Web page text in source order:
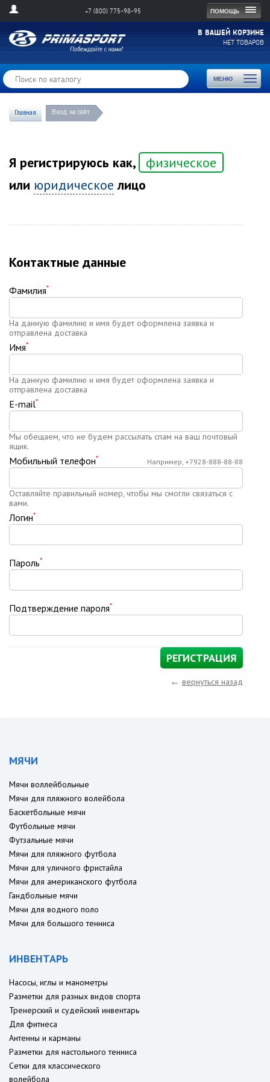
ПОМОЩЬ
+7 (800) 775-98-95
В ВАШЕЙ КОРЗИНЕ
НЕТ ТОВАРОВ
МЕНЮ
Toggle
Главная Вход на сайт
Я регистрируюсь как,
физическое
или юридическое лицо
Контактные данные
Фамилия*
На данную фамилию и имя будет оформлена заявка и
отправлена доставка
Имя*
На данную фамилию и имя будет оформлена заявка и
отправлена доставка
E-mail*
Мы обещаем, что не будем рассылать спам на ваш почтовый
ящик.
Мобильный телефон*
Оставляйте правильный номер, чтобы мы смогли связаться с
вами.
Например, +7928-888-88-88
Логин*
Пароль*
Подтверждение пароля*
← вернуться назад
МЯЧИ
Мячи воллейбольные
Мячи для пляжного волейбола
Баскетбольные мячи
Футбольные мячи
Футзальные мячи
Мячи для пляжного футбола
Мячи для уличного фристайла
Мячи для американского футбола
Гандбольные мячи
Мячи для водного поло
Мячи для большого тенниса
ИНВЕНТАРЬ
Насосы, иглы и манометры
Разметки для разных видов спорта
Тренерский и судейский инвентарь
Для фитнеса
Антенны и карманы
Разметки для настольного тенниса
Сетки для классического
волейбола